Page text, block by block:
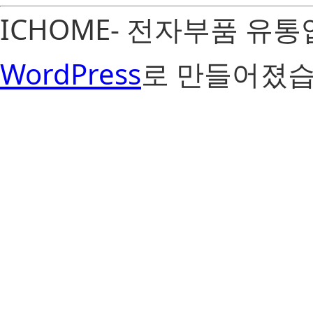
ICHOME- 전자부품 유
WordPress로 만들어졌